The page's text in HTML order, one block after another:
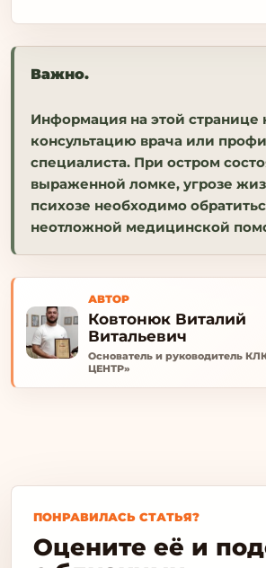
Важно.
Информация на этой странице
консультацию врача или
специалиста. При остром
выраженной ломке, угрозе
психозе необходимо
неотложной медицинской
АВТОР
Ковтонюк Виталий
Витальевич
Основатель и руководитель
ЦЕНТР»
ПОНРАВИЛАСЬ СТАТЬЯ?
Оцените её и